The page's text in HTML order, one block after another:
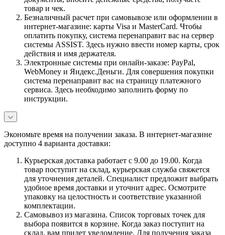
товар и чек.
Безналичный расчет при самовывозе или оформлении в
интернет-магазине: карты Visa и MasterCard. Чтобы
оплатить покупку, система перенаправит вас на сервер
системы ASSIST. Здесь нужно ввести номер карты, срок
действия и имя держателя.
Электронные системы при онлайн-заказе: PayPal,
WebMoney и Яндекс.Деньги. Для совершения покупки
система перенаправит вас на страницу платежного
сервиса. Здесь необходимо заполнить форму по
инструкции.
Экономьте время на получении заказа. В интернет-магазине
доступно 4 варианта доставки:
Курьерская доставка работает с 9.00 до 19.00. Когда
товар поступит на склад, курьерская служба свяжется
для уточнения деталей. Специалист предложит выбрать
удобное время доставки и уточнит адрес. Осмотрите
упаковку на целостность и соответствие указанной
комплектации.
Самовывоз из магазина. Список торговых точек для
выбора появится в корзине. Когда заказ поступит на
склад, вам придет уведомление. Для получения заказа